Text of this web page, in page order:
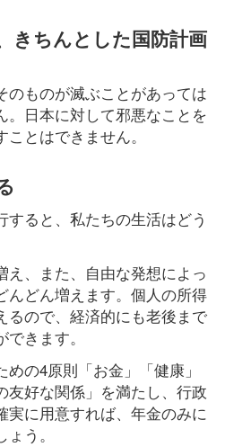
きちんとした国防計画
のものが滅ぶことがあっては
。日本に対して邪悪なことを
とはできません。
すると、私たちの生活はどう
え、また、自由な発想によっ
んどん増えます。個人の所得
るので、経済的にも老後まで
きます。
の4原則「お金」「健康」
友好な関係」を満たし、行政
実に用意すれば、年金のみに
う。